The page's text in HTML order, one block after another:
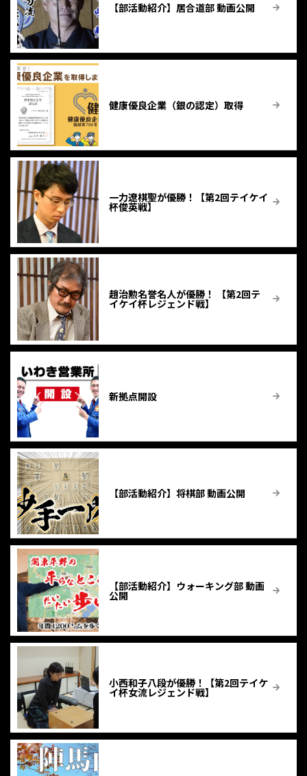
【部活動紹介】居合道部 動画公開
健康優良企業（銀の認定）取得
一力遼棋聖が優勝！【第2回テイケイ
杯俊英戦】
趙治勲名誉名人が優勝！ 【第2回テ
イケイ杯レジェンド戦】
新拠点開設
【部活動紹介】将棋部 動画公開
【部活動紹介】ウォーキング部 動画
公開
小西和子八段が優勝！【第2回テイケ
イ杯女流レジェンド戦】